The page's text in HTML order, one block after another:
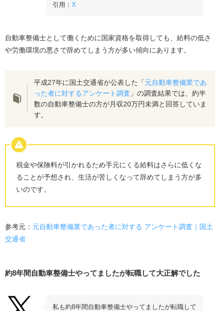
引用：X
自動車整備士として働くために国家資格を取得しても、給料の低さ
や労働環境の悪さで辞めてしまう方が多い傾向にあります。
平成27年に国土交通省が公表した「元自動車整備業であ
った者に対するアンケート調査 」の調査結果では、約半
数の自動車整備士の方が月収20万円未満と回答していま
す。
税金や保険料が引かれるため手元にくる給料はさらに低くな
ることが予想され、生活が苦しくなって辞めてしまう方が多
いのです。
参考元： 元自動車整備業であった者に対する アンケート調査｜国土
交通省
約8年間自動車整備士やってましたが転職して大正解でした
私も約8年間自動車整備士やってましたが転職して